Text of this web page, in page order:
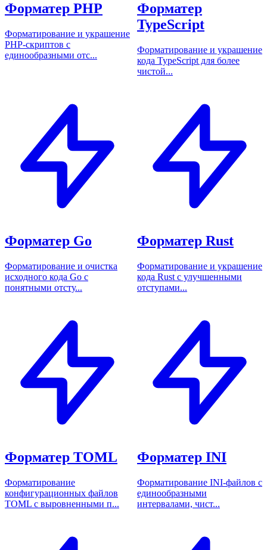
Форматер PHP
Форматирование и украшение
PHP-скриптов с
единообразными отс...
Форматер
TypeScript
Форматирование и украшение
кода TypeScript для более
чистой...
Форматер Go
Форматирование и очистка
исходного кода Go с
понятными отсту...
Форматер Rust
Форматирование и украшение
кода Rust с улучшенными
отступами...
Форматер TOML
Форматирование
конфигурационных файлов
TOML с выровненными п...
Форматер INI
Форматирование INI-файлов с
единообразными
интервалами, чист...